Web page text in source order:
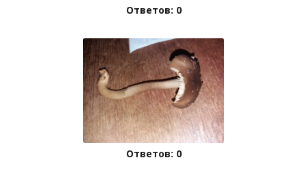
Ответов: 0
Ответов: 0